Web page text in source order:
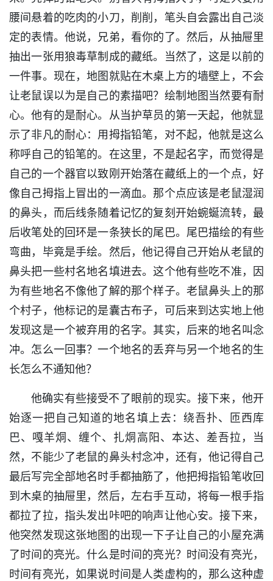
腰间悬着的吃肉的小刀，削削，笔头自会露出自己淡
定的表情。他说，兄弟，看你的了。然后，从抽屉里
抽出一张用狼毒草制成的藏纸。当然了，这是以前的
一件事。现在，地图就贴在木桌上方的墙壁上，不会
让老鼠误以为是自己的素描吧？绘制地图当然要有耐
心。他有的是耐心。从当护草员的第一天起，他就显
示了非凡的耐心：用拇指铅笔，对不起，他就是这么
称呼自己的铅笔的。在这里，不是起名字，而觉得是
自己的一个器官以致刚开始落在藏纸上的一个点，好
像自己拇指上冒出的一滴血。那个点应该是老鼠湿润
的鼻头，而后线条随着记忆的复刻开始蜿蜒流转，最
后收笔处的回环是一条狭长的尾巴。尾巴描绘的有些
弯曲，毕竟是手绘。然后，他记得自己开始从老鼠的
鼻头把一些村名地名填进去。这个他有些吃不准，因
为有些地名不像他了解的那个样子。老鼠鼻头上的那
个村子，他标记的是囊古布子，可后来到达实地上他
发现这是一个被弃用的名字。其实，后来的地名叫念
冲。怎么一回事？一个地名的丢弃与另一个地名的生
长怎么不通知他？
他确实有些接受不了眼前的现实。接下来，他开
始逐一把自己知道的地名填上去：绕吾扑、匝西库
巴、嘎羊烔、缠个、扎烔高阳、本达、差吾拉，当
然，不能少了老鼠的鼻头村念冲，还有，他记得自己
最后写完全部地名时手都抽筋了，他把拇指铅笔收回
到木桌的抽屉里，然后，左右手互动，将每一根手指
都拉了拉，指头发出咔吧的响声让他心安。接下来，
他突然发现这张地图的出现一下子让自己的小屋充满
了时间的亮光。什么是时间的亮光？时间没有亮光，
时间有亮光，如果说时间是人类虚构的，那么这种虚